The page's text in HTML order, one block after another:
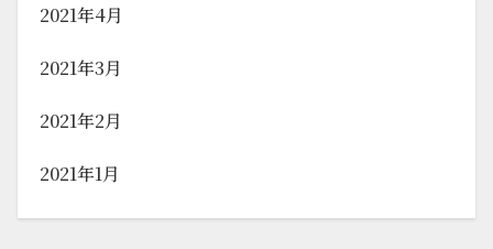
2021年4月
2021年3月
2021年2月
2021年1月